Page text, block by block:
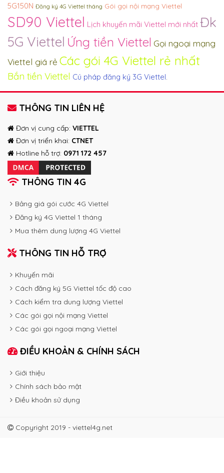
5G150N Đăng ký 4G Viettel tháng Gói gọi nội mạng Viettel
SD90 Viettel Lịch khuyến mãi Viettel mới nhất Đk
5G Viettel Ứng tiền Viettel Gọi ngoại mạng
Viettel giá rẻ Các gói 4G Viettel rẻ nhất
Bắn tiền Viettel Cú pháp đăng ký 3G Viettel.
THÔNG TIN LIÊN HỆ
Đơn vị cung cấp: VIETTEL
Đơn vị triển khai: CTNET
Hotline hỗ trợ: 0971 172 457
THÔNG TIN 4G
Bảng giá gói cước 4G Viettel
Đăng ký 4G Viettel 1 tháng
Mua thêm dung lượng 4G Viettel
THÔNG TIN HỖ TRỢ
Khuyến mãi
Cách đăng ký 5G Viettel tốc độ cao
Cách kiểm tra dung lượng Viettel
Các gói gọi nội mạng Viettel
Các gói gọi ngoại mạng Viettel
ĐIỀU KHOẢN & CHÍNH SÁCH
Giới thiệu
Chính sách bảo mật
Điều khoản sử dụng
Copyright 2019 - viettel4g.net